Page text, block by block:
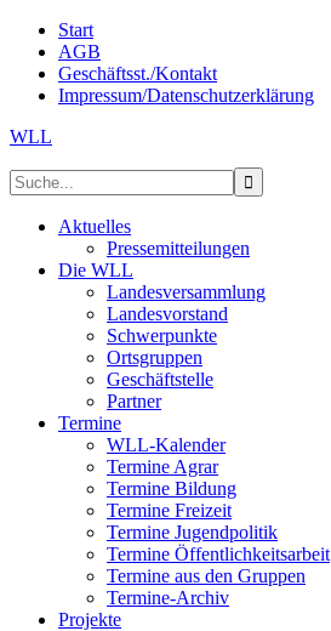
Start
AGB
Geschäftsst./Kontakt
Impressum/Datenschutzerklärung
WLL
Aktuelles
Pressemitteilungen
Die WLL
Landesversammlung
Landesvorstand
Schwerpunkte
Ortsgruppen
Geschäftstelle
Partner
Termine
WLL-Kalender
Termine Agrar
Termine Bildung
Termine Freizeit
Termine Jugendpolitik
Termine Öffentlichkeitsarbeit
Termine aus den Gruppen
Termine-Archiv
Projekte